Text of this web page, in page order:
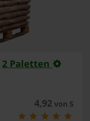
2 Paletten
4,92von 5